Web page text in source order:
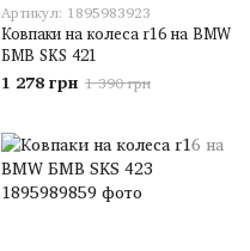
Артикул: 1895983923
Ковпаки на колеса r16 на BMW
БМВ SKS 421
1 278 грн 1 390 грн